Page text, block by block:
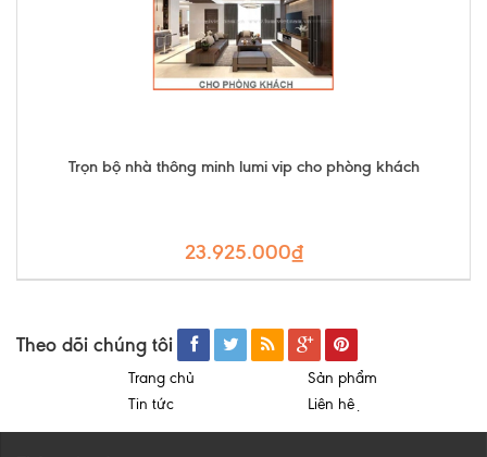
Trọn bộ nhà thông minh lumi vip cho phòng khách
23.925.000₫
Theo dõi chúng tôi
Trang chủ
Sản phẩm
Tin tức
Liên hệ